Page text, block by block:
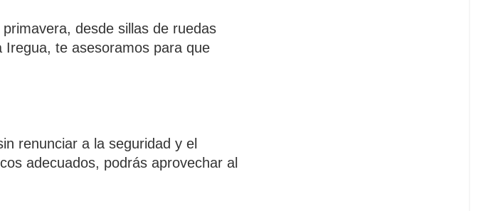
desde sillas de ruedas
Iregua, te asesoramos para que
renunciar a la seguridad y el
adecuados, podrás aprovechar al